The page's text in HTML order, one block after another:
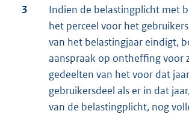
3
Indien de belastingplicht met
het perceel voor het
van het belastingjaar eindigt,
aanspraak op ontheffing voor
gedeelten van het voor dat
gebruikersdeel als er in dat
van de belastingplicht, nog